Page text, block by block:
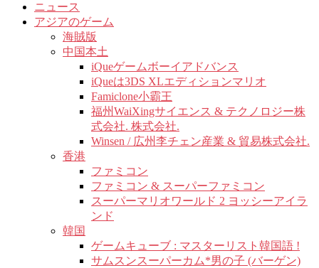
ニュース
アジアのゲーム
海賊版
中国本土
iQueゲームボーイアドバンス
iQueは3DS XLエディションマリオ
Famiclone小霸王
福州WaiXingサイエンス & テクノロジー株
式会社. 株式会社.
Winsen / 広州李チェン産業 & 貿易株式会社.
香港
ファミコン
ファミコン & スーパーファミコン
スーパーマリオワールド 2 ヨッシーアイラ
ンド
韓国
ゲームキューブ : マスターリスト韓国語 !
サムスンスーパーカム*男の子 (バーゲン)